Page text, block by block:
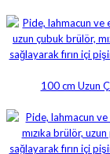
100 cm Uzun